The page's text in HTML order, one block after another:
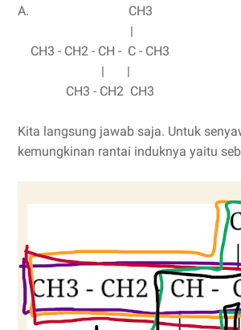
A. CH3
|
CH3 - CH2 - CH - C - CH3
| |
CH3 - CH2 CH3
Kita langsung jawab saja. Untuk
kemungkinan rantai induknya yaitu